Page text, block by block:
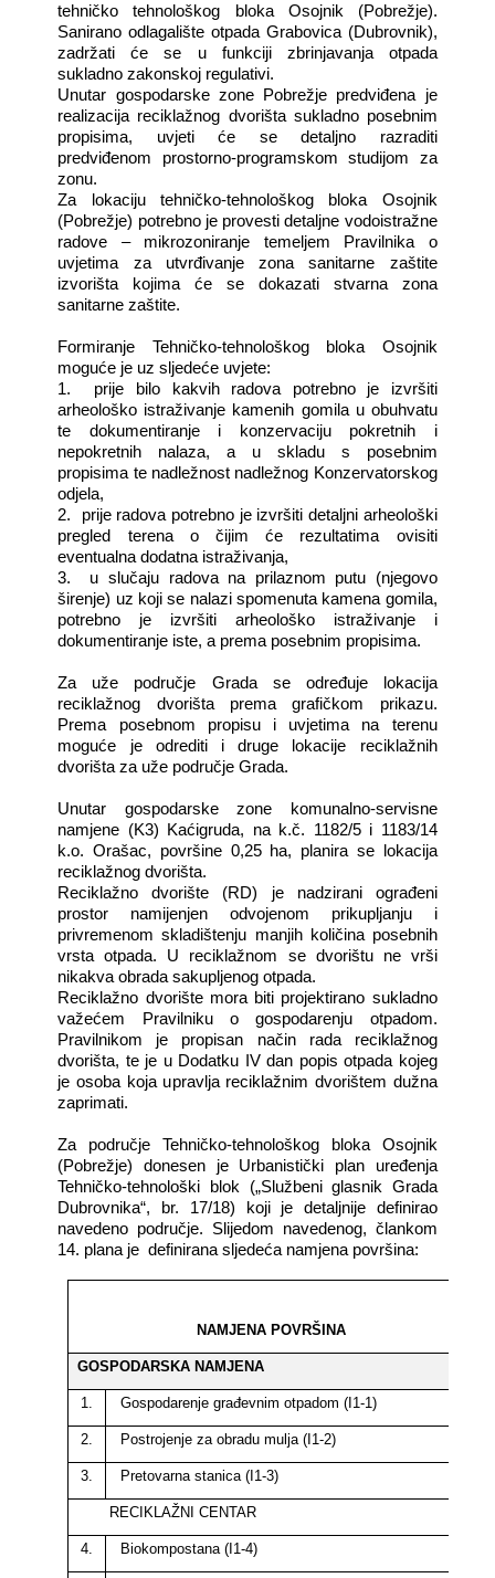
tehničko tehnološkog bloka Osojnik (Pobrežje).
Sanirano odlagalište otpada Grabovica (Dubrovnik),
zadržati će se u funkciji zbrinjavanja otpada
sukladno zakonskoj regulativi.
Unutar gospodarske zone Pobrežje predviđena je
realizacija reciklažnog dvorišta sukladno posebnim
propisima, uvjeti će se detaljno razraditi
predviđenom prostorno-programskom studijom za
zonu.
Za lokaciju tehničko-tehnološkog bloka Osojnik
(Pobrežje) potrebno je provesti detaljne vodoistražne
radove – mikrozoniranje temeljem Pravilnika o
uvjetima za utvrđivanje zona sanitarne zaštite
izvorišta kojima će se dokazati stvarna zona
sanitarne zaštite.
Formiranje Tehničko-tehnološkog bloka Osojnik
moguće je uz sljedeće uvjete:
1.
prije bilo kakvih radova potrebno je izvršiti
arheološko istraživanje kamenih gomila u obuhvatu
te dokumentiranje i konzervaciju pokretnih i
nepokretnih nalaza, a u skladu s posebnim
propisima te nadležnost nadležnog Konzervatorskog
odjela,
2.
prije radova potrebno je izvršiti detaljni arheološki
pregled terena o čijim će rezultatima ovisiti
eventualna dodatna istraživanja,
3.
u slučaju radova na prilaznom putu (njegovo
širenje) uz koji se nalazi spomenuta kamena gomila,
potrebno je izvršiti arheološko istraživanje i
dokumentiranje iste, a prema posebnim propisima.
Za uže područje Grada se određuje lokacija
reciklažnog dvorišta prema grafičkom prikazu.
Prema posebnom propisu i uvjetima na terenu
moguće je odrediti i druge lokacije reciklažnih
dvorišta za uže područje Grada.
Unutar gospodarske zone komunalno-servisne
namjene (K3) Kaćigruda, na k.č. 1182/5 i 1183/14
k.o. Orašac, površine 0,25 ha, planira se lokacija
reciklažnog dvorišta.
Reciklažno dvorište (RD) je nadzirani ograđeni
prostor namijenjen odvojenom prikupljanju i
privremenom skladištenju manjih količina posebnih
vrsta otpada. U reciklažnom se dvorištu ne vrši
nikakva obrada sakupljenog otpada.
Reciklažno dvorište mora biti projektirano sukladno
važećem Pravilniku o gospodarenju otpadom.
Pravilnikom je propisan način rada reciklažnog
dvorišta, te je u Dodatku IV dan popis otpada kojeg
je osoba koja upravlja reciklažnim dvorištem dužna
zaprimati.
Za područje Tehničko-tehnološkog bloka Osojnik
(Pobrežje) donesen je Urbanistički plan uređenja
Tehničko-tehnološki blok („Službeni glasnik Grada
Dubrovnika“, br. 17/18) koji je detaljnije definirao
navedeno područje. Slijedom navedenog, člankom
14. plana je definirana sljedeća namjena površina:
NAMJENA POVRŠINA
GOSPODARSKA NAMJENA
1. Gospodarenje građevnim otpadom (I1-1)
2. Postrojenje za obradu mulja (I1-2)
3. Pretovarna stanica (I1-3)
RECIKLAŽNI CENTAR
4. Biokompostana (I1-4)